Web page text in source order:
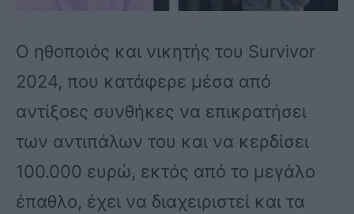
Ο ηθοποιός και νικητής του Survivor
2024, που κατάφερε μέσα από
αντίξοες συνθήκες να επικρατήσει
των αντιπάλων του και να κερδίσει
100.000 ευρώ, εκτός από το μεγάλο
έπαθλο, έχει να διαχειριστεί και τα